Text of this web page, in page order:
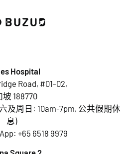
Hospital
Road, #01-02,
188770
及周日: 10am-7pm, 公共假期休
息)
+65 6518 9979